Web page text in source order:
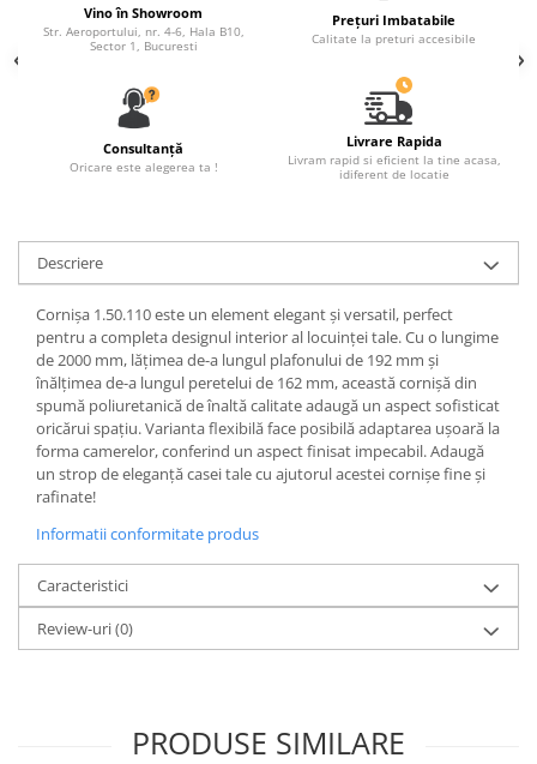
Cadre de ușă
Ornamente de colț
Vino în Showroom
Str. Aeroportului, nr. 4-6, Hala B10,
Sector 1, Bucuresti
Prețuri Imbatabile
Calitate la preturi accesibile
Consultanță
Oricare este alegerea ta !
Livrare Rapida
Livram rapid si eficient la tine acasa,
idiferent de locatie
Descriere
Cornișa 1.50.110 este un element elegant și versatil, perfect
pentru a completa designul interior al locuinței tale. Cu o lungime
de 2000 mm, lățimea de-a lungul plafonului de 192 mm și
înălțimea de-a lungul peretelui de 162 mm, această cornișă din
spumă poliuretanică de înaltă calitate adaugă un aspect sofisticat
oricărui spațiu. Varianta flexibilă face posibilă adaptarea ușoară la
forma camerelor, conferind un aspect finisat impecabil. Adaugă
un strop de eleganță casei tale cu ajutorul acestei cornișe fine și
rafinate!
Informatii conformitate produs
Caracteristici
Review-uri(0)
PRODUSE SIMILARE